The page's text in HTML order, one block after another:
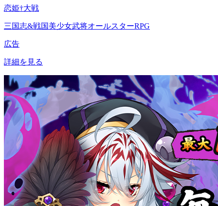
恋姫†大戦
三国志&戦国美少女武将オールスターRPG
広告
詳細を見る